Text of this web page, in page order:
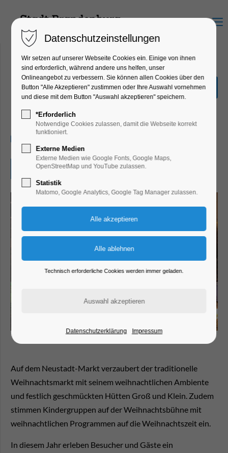
Menu
Weihnachtsmarkt mit
Kunsteisbahn
Markt, Winterzauber
Eintritt frei
Auf dem Neustadt-Markt verzaubert der traditionelle
Weihnachtsmarkt mit seinem weihnachtlichen Ambiente
und festlich geschmückten Hütten Groß und Klein. Zudem
stimmen Kindergruppen auf der Weihnachtsbühne mit
weihnachtlichen Programmen auf die Weihnachtszeit ein.
In diesem Jahr erleben Besucher und Gäste ein
Datenschutzeinstellungen
Wir setzen auf unserer Webseite Cookies ein. Einige von ihnen
sind erforderlich, während andere uns helfen, unser
Onlineangebot zu verbessern. Sie können allen Cookies über den
Button "Alle Akzeptieren" zustimmen oder Ihre Auswahl vornehmen
und diese mit dem Button "Auswahl akzeptieren" speichern.
*Erforderlich
Notwendige Cookies zulassen, damit die Webseite korrekt
funktioniert.
Externe Medien
Externe Medien wie Google Fonts, Google Maps,
OpenStreetMap und YouTube zulassen.
Statistik
Matomo, Google Analytics, Google Tag Manager zulassen.
Technisch erforderliche Cookies werden immer geladen.
Datenschutzerklärung Impressum